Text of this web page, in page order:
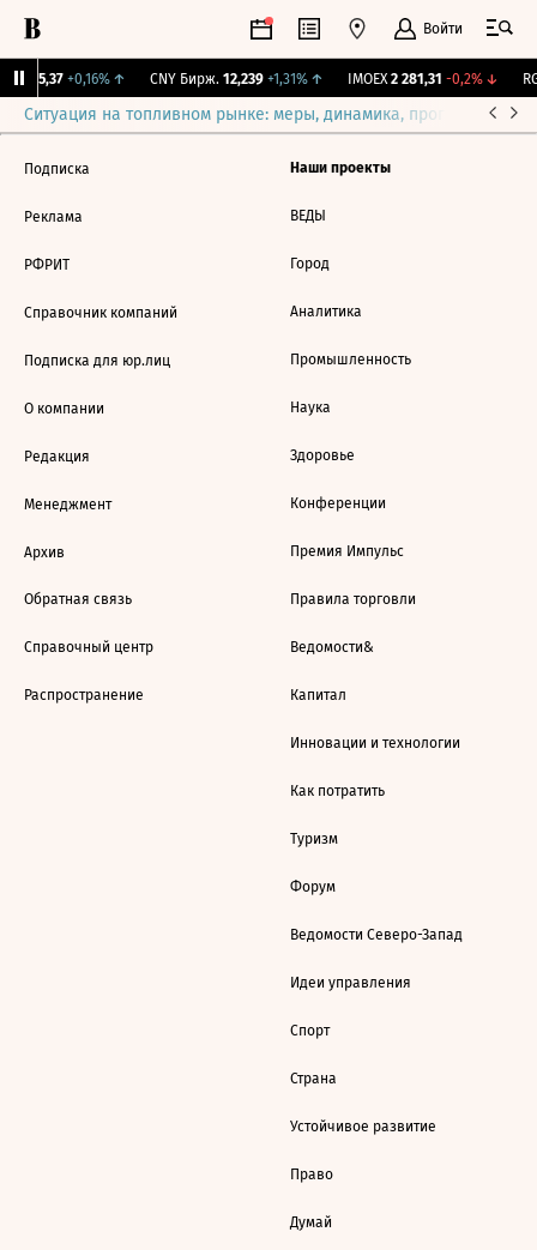
Войти
115,37 +0,16%↑ CNY Бирж. 12,239 +1,31%↑ IMOEX 2 281,31 -0,2%↓
Ситуация на топливном рынке: меры, динамика, прогнозы
Подписка
Реклама
РФРИТ
Справочник компаний
Подписка для юр.лиц
О компании
Редакция
Менеджмент
Архив
Обратная связь
Справочный центр
Распространение
Наши проекты
ВЕДЫ
Город
Аналитика
Промышленность
Наука
Здоровье
Конференции
Премия Импульс
Правила торговли
Ведомости&
Капитал
Инновации и технологии
Как потратить
Туризм
Форум
Ведомости Северо-Запад
Идеи управления
Спорт
Страна
Устойчивое развитие
Право
Думай